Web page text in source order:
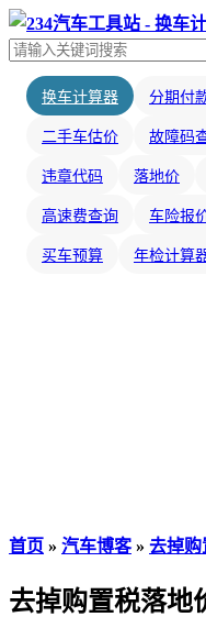
换车计算器 分期付
二手车估价 故障码
违章代码 落地价
高速费查询 车险报
买车预算 年检计算
首页 » 汽车博客» 去掉购
去掉购置税落地